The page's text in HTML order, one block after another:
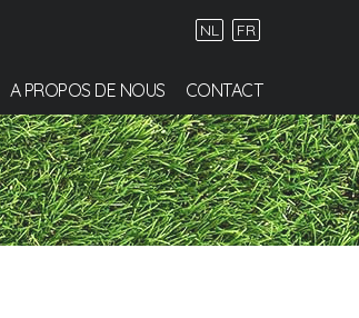
NL FR
A PROPOS DE NOUS CONTACT